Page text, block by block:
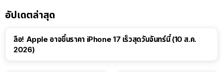
อัปเดตล่าสุด
ลือ! Apple อาจขึ้นราคา iPhone 17 เร็วสุดวันจันทร์นี้ (10 ส.ค.
2026)